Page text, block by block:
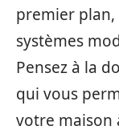
premier
systèmes
Pensez à la
qui vous
votre maison